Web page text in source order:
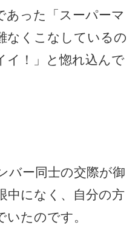
あった「スーパーマ
なくこなしているの
イ！」と惚れ込んで
バー同士の交際が御
中になく、自分の方
たのです。